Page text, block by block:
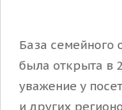
База семейного
была открыта в
уважение у
и других